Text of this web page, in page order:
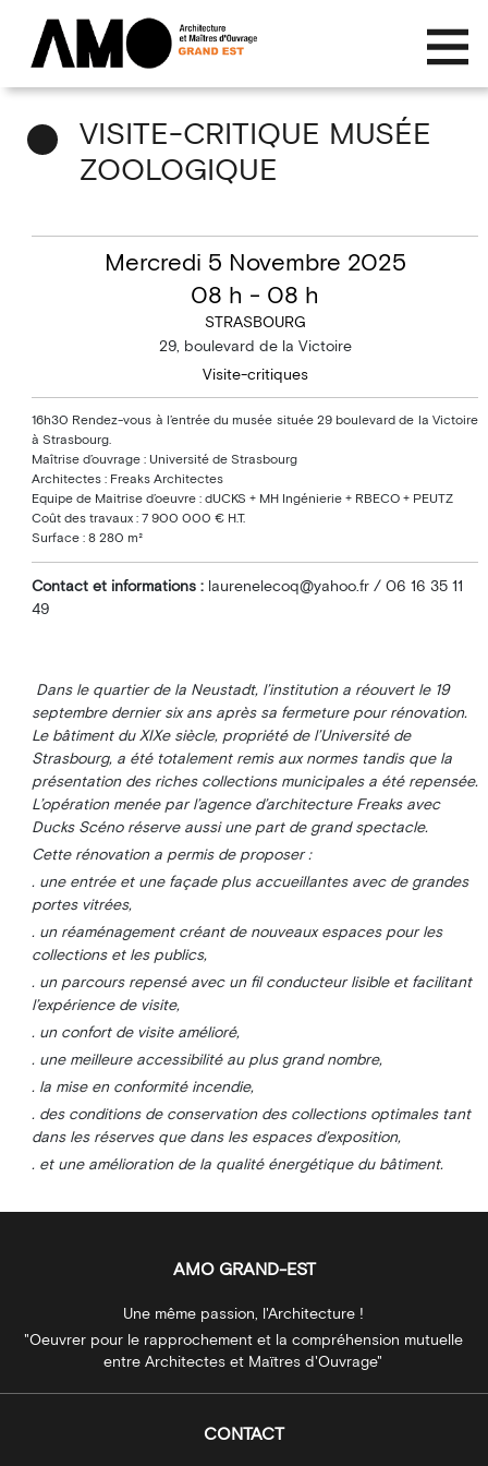
VISITE-CRITIQUE MUSÉE
ZOOLOGIQUE
Mercredi 5 Novembre 2025
08 h - 08 h
STRASBOURG
29, boulevard de la Victoire
Visite-critiques
16h30 Rendez-vous à l’entrée du musée située 29 boulevard de la Victoire
à Strasbourg.
Maîtrise d’ouvrage : Université de Strasbourg
Architectes : Freaks Architectes
Equipe de Maitrise d’oeuvre : dUCKS + MH Ingénierie + RBECO + PEUTZ
Coût des travaux : 7 900 000 € H.T.
Surface : 8 280 m²
Contact et informations : laurenelecoq@yahoo.fr / 06 16 35 11
49
Dans le quartier de la Neustadt, l’institution a réouvert le 19
septembre dernier six ans après sa fermeture pour rénovation.
Le bâtiment du XIXe siècle, propriété de l’Université de
Strasbourg, a été totalement remis aux normes tandis que la
présentation des riches collections municipales a été repensée.
L’opération menée par l’agence d’architecture Freaks avec
Ducks Scéno réserve aussi une part de grand spectacle.
Cette rénovation a permis de proposer :
. une entrée et une façade plus accueillantes avec de grandes
portes vitrées,
. un réaménagement créant de nouveaux espaces pour les
collections et les publics,
. un parcours repensé avec un fil conducteur lisible et facilitant
l’expérience de visite,
. un confort de visite amélioré,
. une meilleure accessibilité au plus grand nombre,
. la mise en conformité incendie,
. des conditions de conservation des collections optimales tant
dans les réserves que dans les espaces d’exposition,
. et une amélioration de la qualité énergétique du bâtiment.
AMO GRAND-EST
Une même passion, l'Architecture !
"Oeuvrer pour le rapprochement et la compréhension mutuelle
entre Architectes et Maïtres d'Ouvrage"
CONTACT